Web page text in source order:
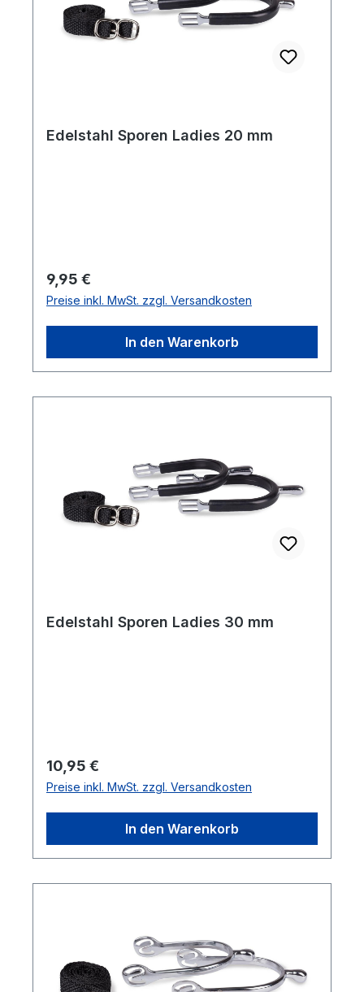
Edelstahl Sporen Ladies 20 mm
Regulärer Preis:
9,95 €
Preise inkl. MwSt. zzgl. Versandkosten
In den Warenkorb
Edelstahl Sporen Ladies 30 mm
Regulärer Preis:
10,95 €
Preise inkl. MwSt. zzgl. Versandkosten
In den Warenkorb